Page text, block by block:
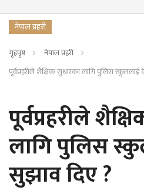
नेपाल प्रहरी
गृहपृष्ठ
नेपाल प्रहरी
पूर्वप्रहरीले शैक्षिक सुधारका लागि पुलिस
पूर्वप्रहरीले
लागि पुलिस
सुझाव दिए ?